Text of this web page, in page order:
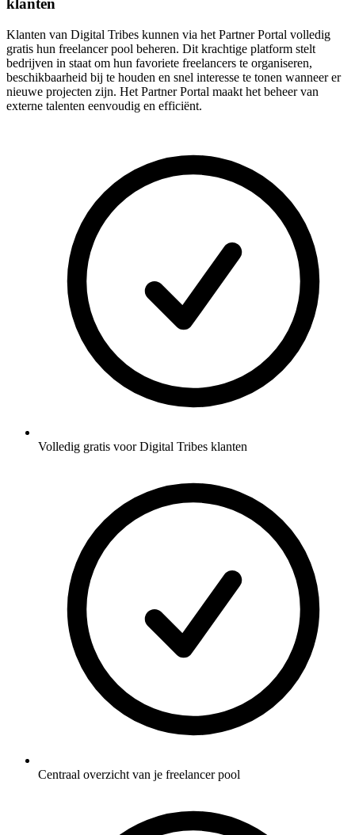
klanten
Klanten van Digital Tribes kunnen via het Partner Portal volledig
gratis hun freelancer pool beheren. Dit krachtige platform stelt
bedrijven in staat om hun favoriete freelancers te organiseren,
beschikbaarheid bij te houden en snel interesse te tonen wanneer er
nieuwe projecten zijn. Het Partner Portal maakt het beheer van
externe talenten eenvoudig en efficiënt.
Volledig gratis voor Digital Tribes klanten
Centraal overzicht van je freelancer pool